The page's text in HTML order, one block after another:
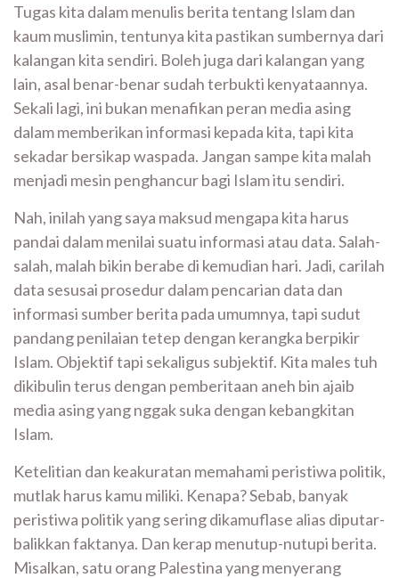
Tugas kita dalam menulis berita tentang Islam dan
kaum muslimin, tentunya kita pastikan sumbernya dari
kalangan kita sendiri. Boleh juga dari kalangan yang
lain, asal benar-benar sudah terbukti kenyataannya.
Sekali lagi, ini bukan menafikan peran media asing
dalam memberikan informasi kepada kita, tapi kita
sekadar bersikap waspada. Jangan sampe kita malah
menjadi mesin penghancur bagi Islam itu sendiri.
Nah, inilah yang saya maksud mengapa kita harus
pandai dalam menilai suatu informasi atau data. Salah-
salah, malah bikin berabe di kemudian hari. Jadi, carilah
data sesusai prosedur dalam pencarian data dan
informasi sumber berita pada umumnya, tapi sudut
pandang penilaian tetep dengan kerangka berpikir
Islam. Objektif tapi sekaligus subjektif. Kita males tuh
dikibulin terus dengan pemberitaan aneh bin ajaib
media asing yang nggak suka dengan kebangkitan
Islam.
Ketelitian dan keakuratan memahami peristiwa politik,
mutlak harus kamu miliki. Kenapa? Sebab, banyak
peristiwa politik yang sering dikamuflase alias diputar-
balikkan faktanya. Dan kerap menutup-nutupi berita.
Misalkan, satu orang Palestina yang menyerang